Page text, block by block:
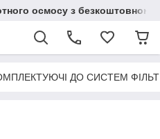
осмосу з безкоштовною
ДО СИСТЕМ